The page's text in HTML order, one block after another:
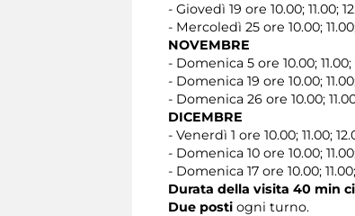
- Giovedì 19 ore 10.00; 11.00;
- Mercoledì 25 ore 10.00;
NOVEMBRE
- Domenica 5 ore 10.00; 11.00;
- Domenica 19 ore 10.00;
- Domenica 26 ore 10.00;
DICEMBRE
- Venerdì 1 ore 10.00; 11.00;
- Domenica 10 ore 10.00;
- Domenica 17 ore 10.00;
Durata della visita 40 min
Due posti ogni turno.